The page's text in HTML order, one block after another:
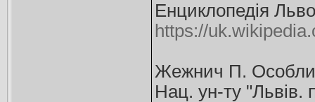
Енциклопедія
https://
Жежнич П.
Нац. ун-ту "Львів.